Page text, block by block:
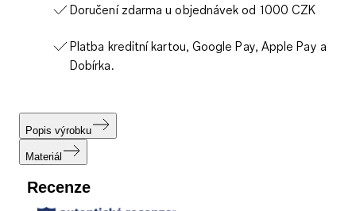
Doručení zdarma u objednávek od 1000 CZK
Platba kreditní kartou, Google Pay, Apple Pay a
Dobírka.
Popis výrobku
Materiál
Recenze